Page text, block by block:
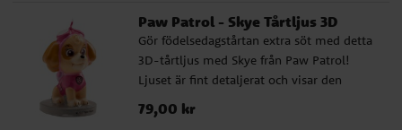
maltodextrin, färgämnen E102, E122, E133,
E151. (E102 och E122 kan ha negativ effekt
på barns beteende och koncentration).
Produkten är gluten- och laktosfri och har
inget tillsatt socker. Passar för
vegetarianer. Näringsvärde per 100 g:
Paw Patrol - Skye Tårtljus 3D
Gör födelsedagstårtan extra söt med detta
3D-tårtljus med Skye från Paw Patrol!
Ljuset är fint detaljerat och visar den
modiga flyghunden i sin rosa dräkt,
perfekt för små Paw Patrol-fans som
Pris:79,00 kr
79,00 kr